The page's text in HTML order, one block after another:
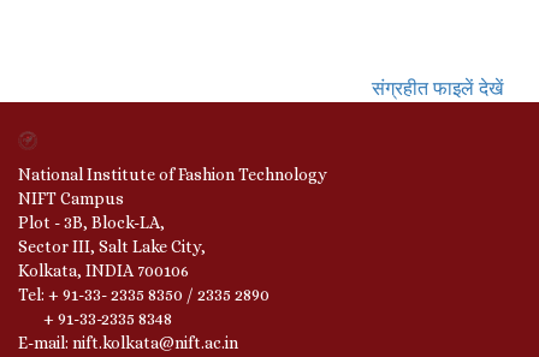
संग्रहीत फाइलें देखें
National Institute of Fashion Technology
NIFT Campus
Plot - 3B, Block-LA,
Sector III, Salt Lake City,
Kolkata, INDIA 700106
Tel: + 91-33- 2335 8350 / 2335 2890
+ 91-33-2335 8348
E-mail: nift.kolkata@nift.ac.in